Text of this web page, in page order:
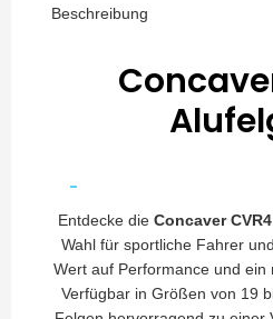
Beschreibung
Entdecke die Concaver
Wahl für sportliche Fahrer
Wert auf Performance und ein
Verfügbar in Größen von 19